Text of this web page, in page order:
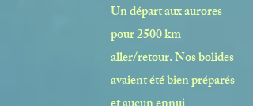
Un départ aux aurores
pour 2500 km
aller/retour. Nos bolides
avaient été bien préparés